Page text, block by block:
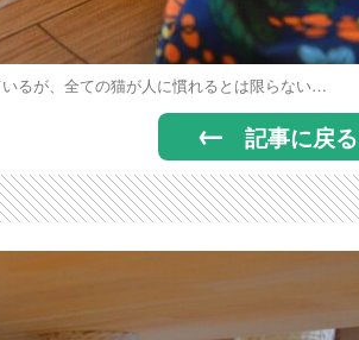
るが、全ての猫が人に慣れるとは限らない…
記事に戻る